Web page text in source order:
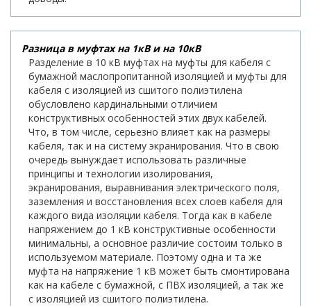
Разница в муфтах на 1кВ и на 10кВ
Разделение в 10 кВ муфтах на муфты для кабеля с
бумажной маслопропитанной изоляцией и муфты для
кабеля с изоляцией из сшитого полиэтилена
обусловлено кардинальными отличием
конструктивных особенностей этих двух кабелей.
Что, в том числе, серьезно влияет как на размеры
кабеля, так и на систему экранирования. Что в свою
очередь вынуждает использовать различные
принципы и технологии изолирования,
экранирования, выравнивания электрического поля,
заземления и восстановления всех слоев кабеля для
каждого вида изоляции кабеля. Тогда как в кабеле
напряжением до 1 кВ конструктивные особенности
минимальны, а основное различие состоим только в
используемом материале. Поэтому одна и та же
муфта на напряжение 1 кВ может быть смонтирована
как на кабеле с бумажной, с ПВХ изоляцией, а так же
с изоляцией из сшитого полиэтилена.